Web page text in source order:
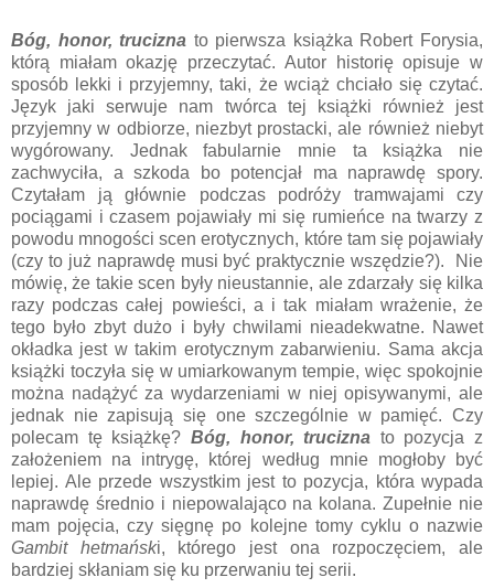
Bóg, honor, trucizna to pierwsza książka Robert Forysia,
którą miałam okazję przeczytać. Autor historię opisuje w
sposób lekki i przyjemny, taki, że wciąż chciało się czytać.
Język jaki serwuje nam twórca tej książki również jest
przyjemny w odbiorze, niezbyt prostacki, ale również niebyt
wygórowany. Jednak fabularnie mnie ta książka nie
zachwyciła, a szkoda bo potencjał ma naprawdę spory.
Czytałam ją głównie podczas podróży tramwajami czy
pociągami i czasem pojawiały mi się rumieńce na twarzy z
powodu mnogości scen erotycznych, które tam się pojawiały
(czy to już naprawdę musi być praktycznie wszędzie?). Nie
mówię, że takie scen były nieustannie, ale zdarzały się kilka
razy podczas całej powieści, a i tak miałam wrażenie, że
tego było zbyt dużo i były chwilami nieadekwatne. Nawet
okładka jest w takim erotycznym zabarwieniu. Sama akcja
książki toczyła się w umiarkowanym tempie, więc spokojnie
można nadążyć za wydarzeniami w niej opisywanymi, ale
jednak nie zapisują się one szczególnie w pamięć. Czy
polecam tę książkę? Bóg, honor, trucizna to pozycja z
założeniem na intrygę, której według mnie mogłoby być
lepiej. Ale przede wszystkim jest to pozycja, która wypada
naprawdę średnio i niepowalająco na kolana. Zupełnie nie
mam pojęcia, czy sięgnę po kolejne tomy cyklu o nazwie
Gambit hetmański, którego jest ona rozpoczęciem, ale
bardziej skłaniam się ku przerwaniu tej serii.